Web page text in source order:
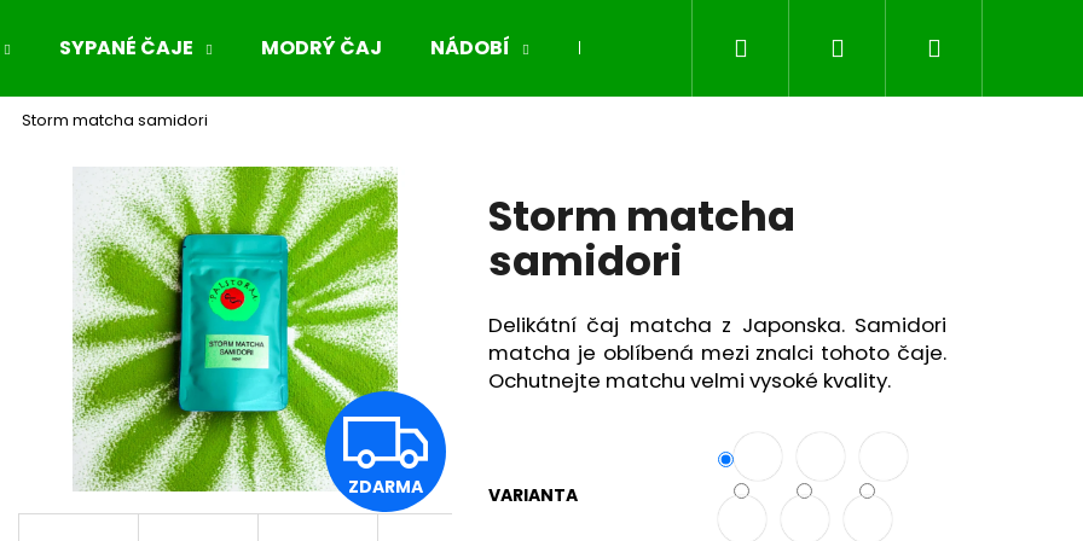
SYPANÉ ČAJE MODRÝ ČAJ NÁDOBÍ DÁRKOVÉ POUKAZY Vše o matche
Hledat PřihlášeníNákupní
Storm matcha samidori
Storm matcha
samidori
Delikátní čaj matcha z Japonska. Samidori
matcha je oblíbená mezi znalci tohoto čaje.
Ochutnejte matchu velmi vysoké kvality.
VARIANTA
Z
ZDARMA
Co potřebujete najít?
HLEDAT
Doporučujeme
Následující